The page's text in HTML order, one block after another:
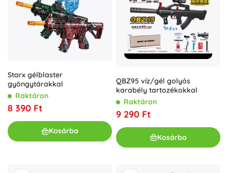
Starx gélblaster
gyöngytárakkal
Raktáron
8 390 Ft
Kosárba
QBZ95 víz/gél golyós
karabély tartozékokkal
Raktáron
9 290 Ft
Kosárba